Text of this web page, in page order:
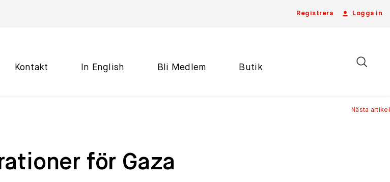
Registrera Logga in
Kontakt In English Bli Medlem Butik
Nästa artikel
för Gaza